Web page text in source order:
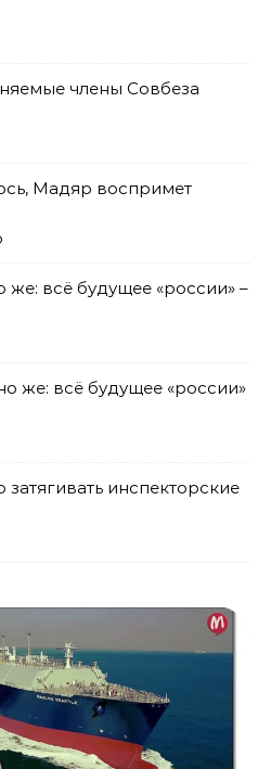
члены Совбеза
Мадяр воспримет
же: всё будущее «россии» –
же: всё будущее «россии»
затягивать инспекторские